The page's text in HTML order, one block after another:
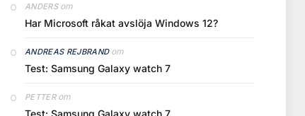
ANDERSom
Har Microsoft råkat avslöja Windows 12?
ANDREAS REJBRANDom
Test: Samsung Galaxy watch 7
PETTERom
Test: Samsung Galaxy watch 7